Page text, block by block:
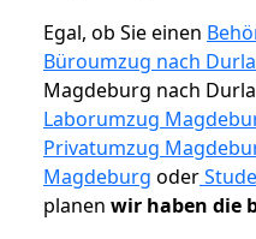
Egal, ob Sie einen
Büroumzug nach
Magdeburg nach
Laborumzug
Privatumzug
Magdeburg oder
planen wir haben die